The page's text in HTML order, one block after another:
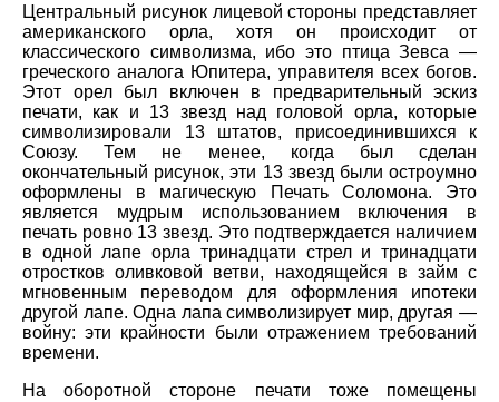
Центральный рисунок лицевой стороны представляет
американского орла, хотя он происходит от
классического символизма, ибо это птица Зевса —
греческого аналога Юпитера, управителя всех богов.
Этот орел был включен в предварительный эскиз
печати, как и 13 звезд над головой орла, которые
символизировали 13 штатов, присоединившихся к
Союзу. Тем не менее, когда был сделан
окончательный рисунок, эти 13 звезд были остроумно
оформлены в магическую Печать Соломона. Это
является мудрым использованием включения в
печать ровно 13 звезд. Это подтверждается наличием
в одной лапе орла тринадцати стрел и тринадцати
отростков оливковой ветви, находящейся в займ с
мгновенным переводом для оформления ипотеки
другой лапе. Одна лапа символизирует мир, другая —
войну: эти крайности были отражением требований
времени.
На оборотной стороне печати тоже помещены